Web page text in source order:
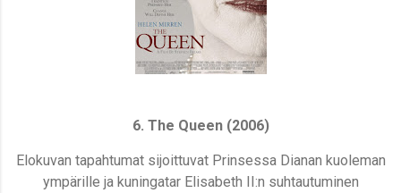
6. The Queen (2006)
Elokuvan tapahtumat sijoittuvat Prinsessa Dianan kuoleman
ympärille ja kuningatar Elisabeth II:n suhtautuminen